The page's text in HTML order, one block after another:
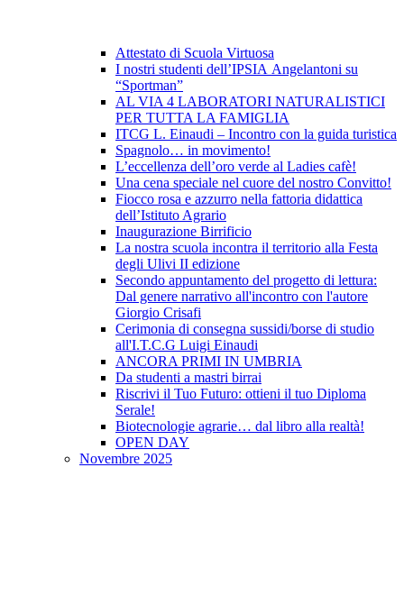
Attestato di Scuola Virtuosa
I nostri studenti dell’IPSIA Angelantoni su
“Sportman”
AL VIA 4 LABORATORI NATURALISTICI
PER TUTTA LA FAMIGLIA
ITCG L. Einaudi – Incontro con la guida turistica
Spagnolo… in movimento!
L’eccellenza dell’oro verde al Ladies cafè!
Una cena speciale nel cuore del nostro Convitto!
Fiocco rosa e azzurro nella fattoria didattica
dell’Istituto Agrario
Inaugurazione Birrificio
La nostra scuola incontra il territorio alla Festa
degli Ulivi II edizione
Secondo appuntamento del progetto di lettura:
Dal genere narrativo all'incontro con l'autore
Giorgio Crisafi
Cerimonia di consegna sussidi/borse di studio
all'I.T.C.G Luigi Einaudi
ANCORA PRIMI IN UMBRIA
Da studenti a mastri birrai
Riscrivi il Tuo Futuro: ottieni il tuo Diploma
Serale!
Biotecnologie agrarie… dal libro alla realtà!
OPEN DAY
Novembre 2025